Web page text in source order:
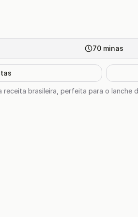
70 minas
brasileira, perfeita para o lanche